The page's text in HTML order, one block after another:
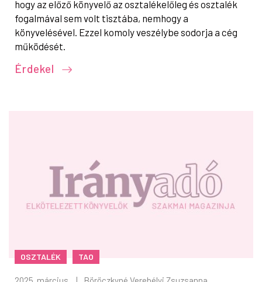
hogy az előző könyvelő az osztalékelőleg és osztalék
fogalmával sem volt tisztába, nemhogy a
könyvelésével. Ezzel komoly veszélybe sodorja a cég
működését.
Érdekel
OSZTALÉK TAO